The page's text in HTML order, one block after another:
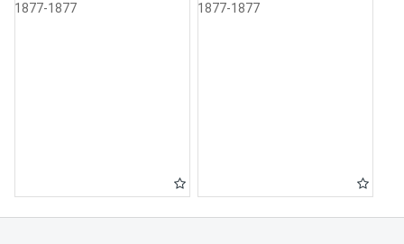
1877-1877 1877-1877